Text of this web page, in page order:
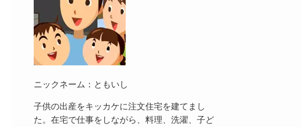
ニックネーム：ともいし
子供の出産をキッカケに注文住宅を建てまし
た。在宅で仕事をしながら、料理、洗濯、子ど